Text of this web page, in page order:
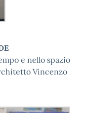
e nello spazio
Vincenzo